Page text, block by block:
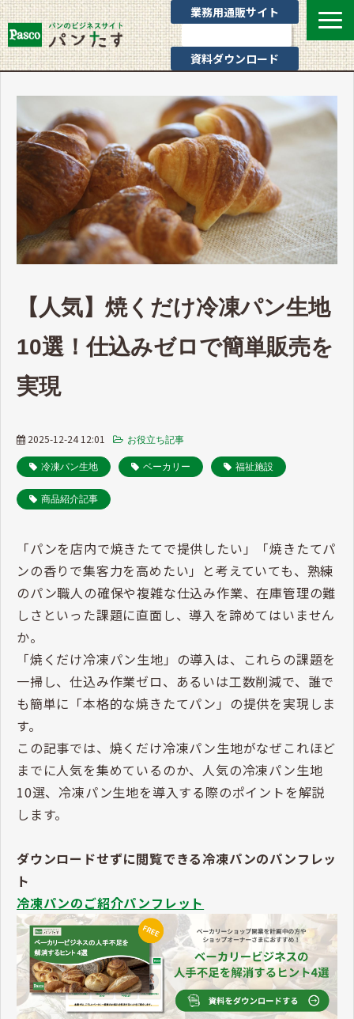
業務用通販サイト
資料ダウンロード
業態別提案
カテゴリ一覧
お役立ちブログ
Pascoのサポート
通販サイトのご案内
よくあるご質問
【人気】焼くだけ冷凍パン生地
10選！仕込みゼロで簡単販売を
実現
2025-12-24 12:01 お役立ち記事
冷凍パン生地 ベーカリー 福祉施設
商品紹介記事
「パンを店内で焼きたてで提供したい」「焼きたてパ
ンの香りで集客力を高めたい」と考えていても、熟練
のパン職人の確保や複雑な仕込み作業、在庫管理の難
しさといった課題に直面し、導入を諦めてはいません
か。
「焼くだけ冷凍パン生地」の導入は、これらの課題を
一掃し、仕込み作業ゼロ、あるいは工数削減で、誰で
も簡単に「本格的な焼きたてパン」の提供を実現しま
す。
この記事では、焼くだけ冷凍パン生地がなぜこれほど
までに人気を集めているのか、人気の冷凍パン生地
10選、冷凍パン生地を導入する際のポイントを解説
します。
ダウンロードせずに閲覧できる冷凍パンのパンフレッ
ト
冷凍パンのご紹介パンフレット